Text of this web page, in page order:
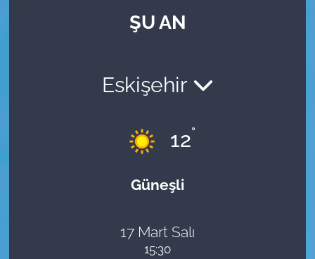
ŞU AN
Eskişehir
12°
Güneşli
17 Mart Salı
15:30
Sağlık Personeli Alımı
Son Dakika Haberleri